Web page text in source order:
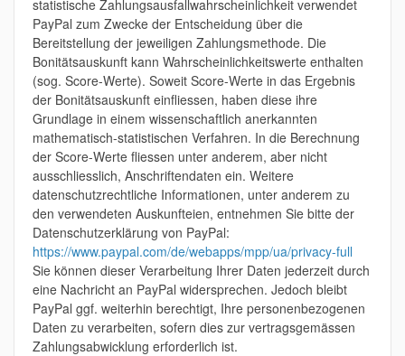
statistische Zahlungsausfallwahrscheinlichkeit verwendet
PayPal zum Zwecke der Entscheidung über die
Bereitstellung der jeweiligen Zahlungsmethode. Die
Bonitätsauskunft kann Wahrscheinlichkeitswerte enthalten
(sog. Score-Werte). Soweit Score-Werte in das Ergebnis
der Bonitätsauskunft einfliessen, haben diese ihre
Grundlage in einem wissenschaftlich anerkannten
mathematisch-statistischen Verfahren. In die Berechnung
der Score-Werte fliessen unter anderem, aber nicht
ausschliesslich, Anschriftendaten ein. Weitere
datenschutzrechtliche Informationen, unter anderem zu
den verwendeten Auskunfteien, entnehmen Sie bitte der
Datenschutzerklärung von PayPal:
https://www.paypal.com/de/webapps/mpp/ua/privacy-full
Sie können dieser Verarbeitung Ihrer Daten jederzeit durch
eine Nachricht an PayPal widersprechen. Jedoch bleibt
PayPal ggf. weiterhin berechtigt, Ihre personenbezogenen
Daten zu verarbeiten, sofern dies zur vertragsgemässen
Zahlungsabwicklung erforderlich ist.